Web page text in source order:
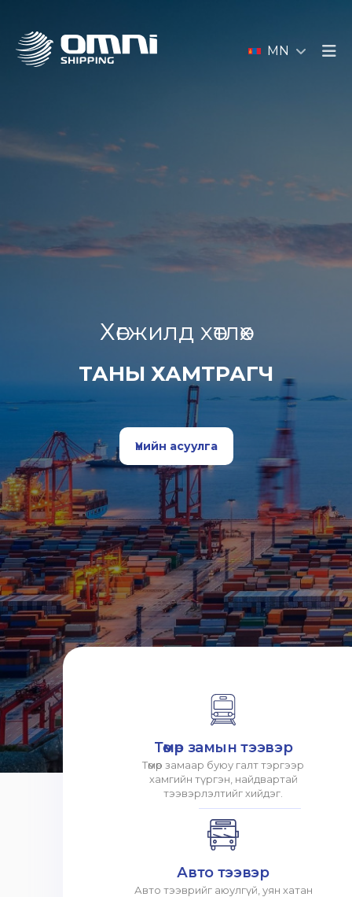
MN
Хөгжилд хөтлөх
ТАНЫ ХАМТРАГЧ
Үнийн асуулга
Төмөр замын тээвэр
Төмөр замаар буюу галт тэргээр
хамгийн түргэн, найдвартай
тээвэрлэлтийг хийдэг.
Авто тээвэр
Авто тээврийг аюулгүй, уян хатан